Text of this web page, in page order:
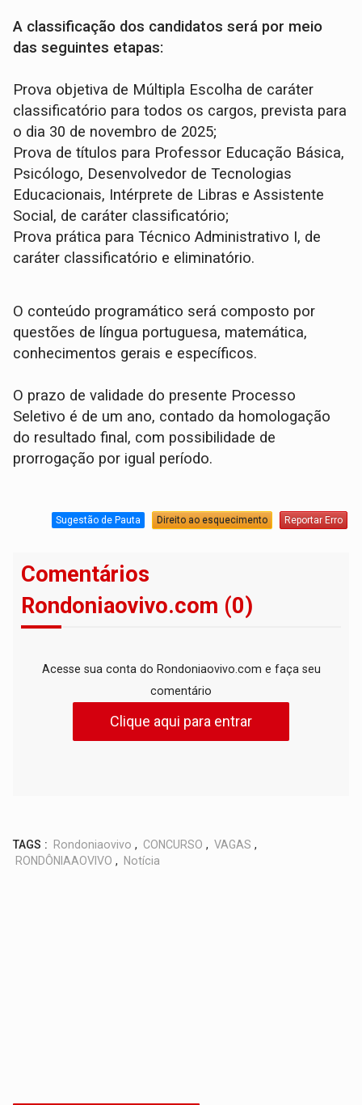
A classificação dos candidatos será por meio
das seguintes etapas:
Prova objetiva de Múltipla Escolha de caráter
classificatório para todos os cargos, prevista para
o dia 30 de novembro de 2025;
Prova de títulos para Professor Educação Básica,
Psicólogo, Desenvolvedor de Tecnologias
Educacionais, Intérprete de Libras e Assistente
Social, de caráter classificatório;
Prova prática para Técnico Administrativo I, de
caráter classificatório e eliminatório.
O conteúdo programático será composto por
questões de língua portuguesa, matemática,
conhecimentos gerais e específicos.
O prazo de validade do presente Processo
Seletivo é de um ano, contado da homologação
do resultado final, com possibilidade de
prorrogação por igual período.
Sugestão de Pauta Direito ao esquecimento Reportar Erro
Comentários
Rondoniaovivo.com (0)
Acesse sua conta do Rondoniaovivo.com e faça seu
comentário
Clique aqui para entrar
TAGS : Rondoniaovivo , CONCURSO , VAGAS ,
RONDÔNIAAOVIVO , Notícia